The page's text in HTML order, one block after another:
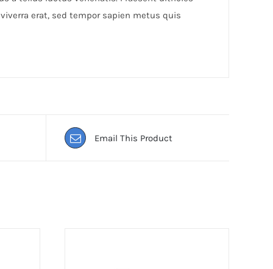
erat, sed tempor sapien metus quis
Email This Product